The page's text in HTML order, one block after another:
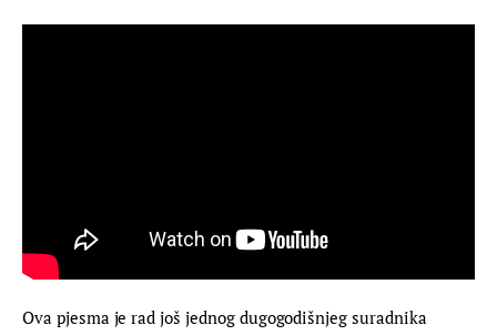
Ova pjesma je rad još jednog dugogodišnjeg suradnika